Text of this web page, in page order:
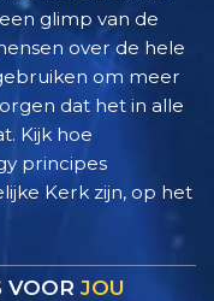
glimp van de
over de hele
om meer
dat het in alle
Kijk hoe
principes
Kerk zijn, op het
VOOR JOU